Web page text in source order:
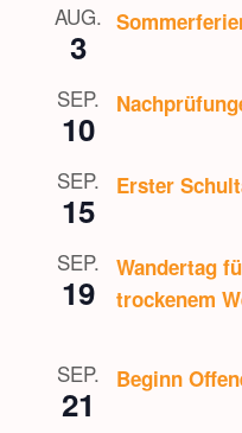
AUG.
3
SEP.
10
SEP.
15
Erster
SEP.
19
Wandertag
trockenem
SEP.
21
Beginn